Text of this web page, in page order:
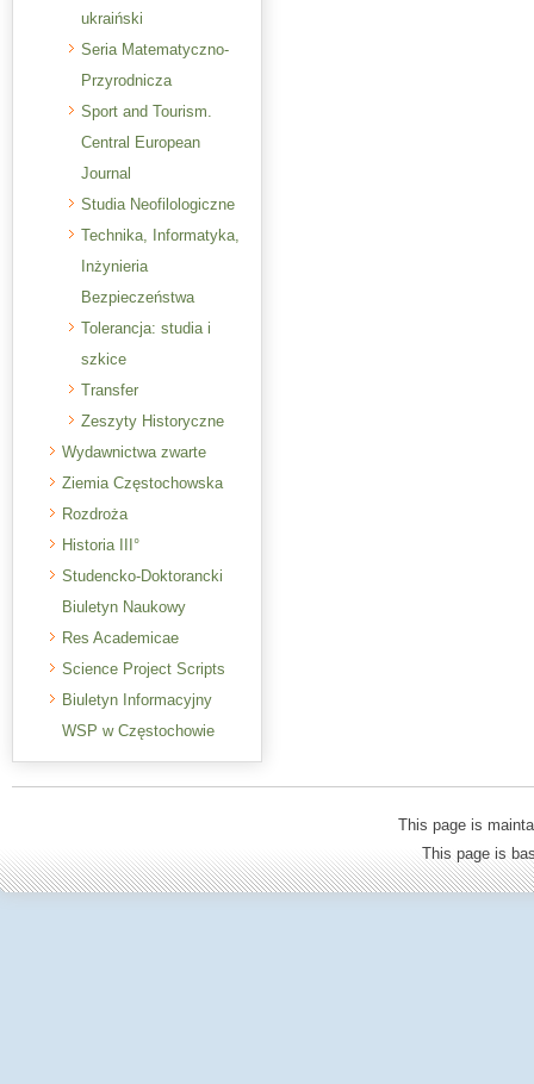
ukraiński
Seria Matematyczno-
Przyrodnicza
Sport and Tourism.
Central European
Journal
Studia Neofilologiczne
Technika, Informatyka,
Inżynieria
Bezpieczeństwa
Tolerancja: studia i
szkice
Transfer
Zeszyty Historyczne
Wydawnictwa zwarte
Ziemia Częstochowska
Rozdroża
Historia III°
Studencko-Doktorancki
Biuletyn Naukowy
Res Academicae
Science Project Scripts
Biuletyn Informacyjny
WSP w Częstochowie
This page is
This page is